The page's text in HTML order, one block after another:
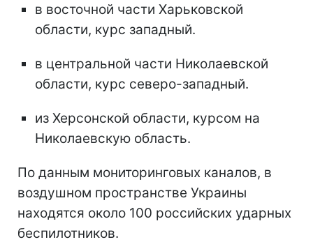
в восточной части Харьковской
области, курс западный.
в центральной части Николаевской
области, курс северо-западный.
из Херсонской области, курсом на
Николаевскую область.
По данным мониторинговых каналов, в
воздушном пространстве Украины
находятся около 100 российских ударных
беспилотников.